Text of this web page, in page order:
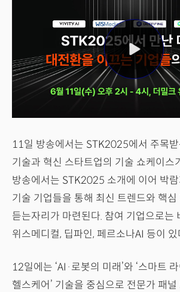
11일 방송에서는 STK2025에서 주목
기술과 혁신 스타트업의 기술 쇼케이스
방송에서는 STK2025 소개에 이어 박
기술 기업들을 통해 최신 트렌드와 핵심
듣는자리가 마련된다. 참여 기업으로는
위스메디컬, 딥파인, 페르소나AI 등이 있
12일에는 ‘AI·로봇의 미래’와 ‘스마트
헬스케어’ 기술을 중심으로 전문가 패